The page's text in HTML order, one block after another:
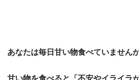
あなたは毎日甘い物食べていません
甘い物を食べると「不安やイライラ